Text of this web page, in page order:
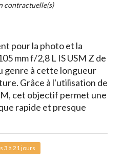
contractuelle(s)
pour la photo et la
mm f/2,8 L IS USM Z de
genre à cette longueur
Grâce à l'utilisation de
cet objectif permet une
rapide et presque
3 à 21 jours